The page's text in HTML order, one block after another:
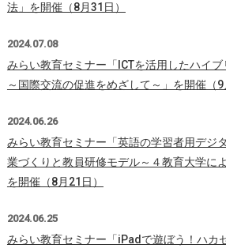
法」を開催（8月31日）
2024.07.08
みらい教育セミナー「ICTを活用したハイ
～国際交流の促進をめざして～」を開催（9
2024.06.26
みらい教育セミナー「英語の学習者用デジ
業づくりと教員研修モデル～４教育大学に
を開催（8月21日）
2024.06.25
みらい教育セミナー「iPadで遊ぼう！ハカ